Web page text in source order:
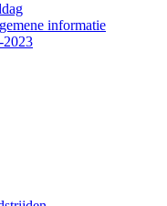
informatie
2023